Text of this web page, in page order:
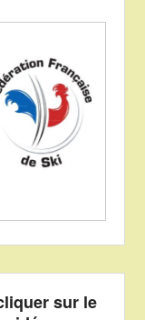
sur le